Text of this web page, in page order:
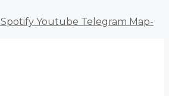
Spotify Youtube Telegram Map-